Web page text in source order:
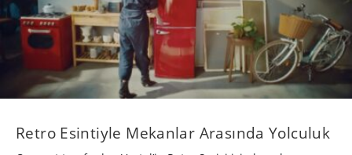
Retro Esintiyle Mekanlar Arasında Yolculuk